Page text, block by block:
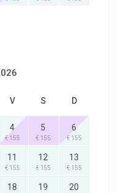
V S D
4
€ 155
5
€ 155
6
€ 155
11
€ 155
12
€ 155
13
€ 155
18 19 20